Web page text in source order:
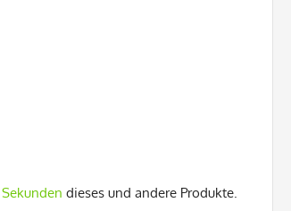
dieses und andere Produkte.